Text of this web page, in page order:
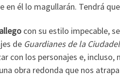
en él lo magullarán. Tendrá
con su estilo impecable,
de Guardianes de la
con los personajes e,
obra redonda que nos